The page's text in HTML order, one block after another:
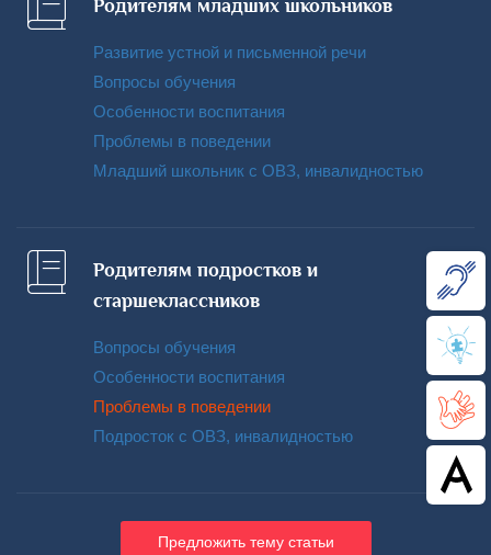
Родителям младших школьников
Развитие устной и письменной речи
Вопросы обучения
Особенности воспитания
Проблемы в поведении
Младший школьник с ОВЗ, инвалидностью
Родителям подростков и
старшеклассников
Вопросы обучения
Особенности воспитания
Проблемы в поведении
Подросток с ОВЗ, инвалидностью
Предложить тему статьи